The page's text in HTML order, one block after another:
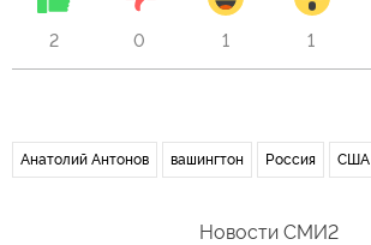
2 0 1 1
Анатолий Антонов вашингтон Россия США
Новости СМИ2